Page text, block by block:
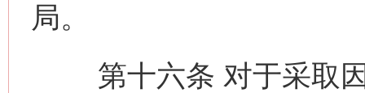
局。
第十六条 对于采取因